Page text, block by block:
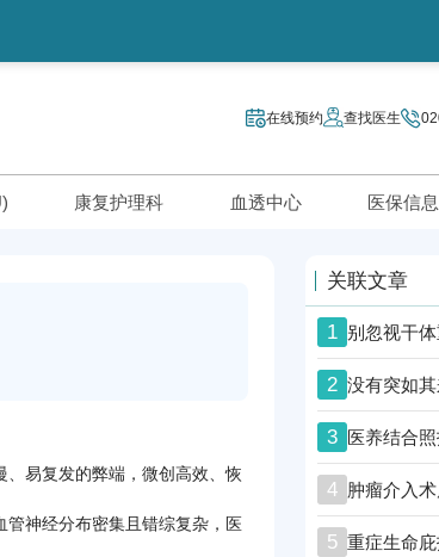
在线预约 查找医生
康复护理科 血透中心 医保信息
易复发的弊端，微创高效、恢
管神经分布密集且错综复杂，医
关联文章
1 别忽视干
2
3
4
5